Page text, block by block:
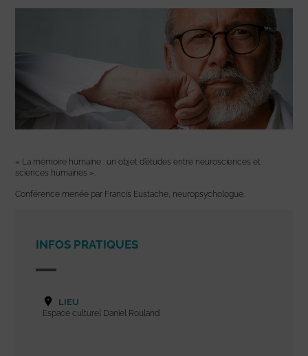
« La mémoire humaine : un objet d’études entre neurosciences et
sciences humaines ».
Conférence menée par Francis Eustache, neuropsychologue.
INFOS PRATIQUES
LIEU
Espace culturel Daniel Rouland